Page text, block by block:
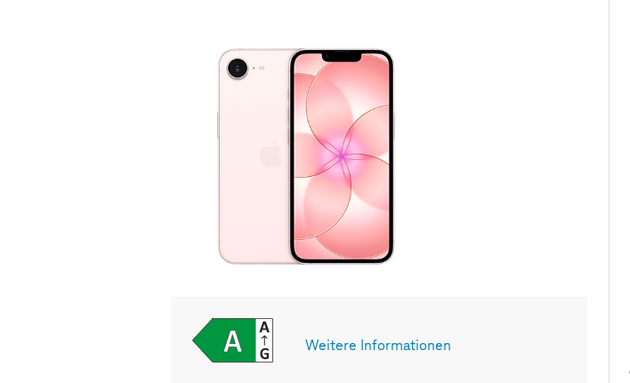
Weitere Informationen